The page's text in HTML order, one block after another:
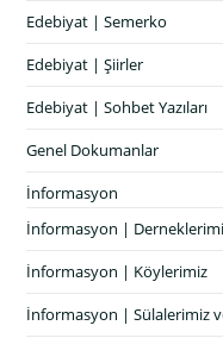
Edebiyat | Semerko
Edebiyat | Şiirler
Edebiyat | Sohbet Yazıları
Genel Dokumanlar
İnformasyon
İnformasyon |
İnformasyon | Köylerimiz
İnformasyon | Sülalerimiz